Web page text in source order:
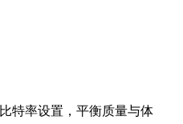
特率设置，平衡质量与体